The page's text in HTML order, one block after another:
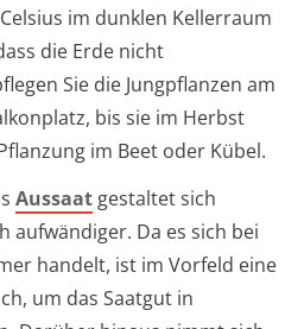
im dunklen Kellerraum
die Erde nicht
Sie die Jungpflanzen am
bis sie im Herbst
im Beet oder Kübel.
Aussaat gestaltet sich
aufwändiger. Da es sich bei
handelt, ist im Vorfeld eine
um das Saatgut in